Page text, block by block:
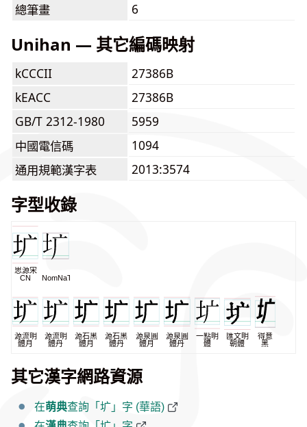
總筆畫
6
Unihan — 其它編碼映射
kCCCII
27386B
kEACC
27386B
GB/T 2312-1980
5959
中國電信碼
1094
通用規範漢字表
2013:3574
字型收錄
思源宋
CN
NomNaTong
源流明
體月
源流明
體丹
源石黑
體月
源石黑
體丹
源泉圓
體月
源泉圓
體丹
一點明
體
匯文明
朝體
得意
黑
其它漢字網路資源
在萌典查詢「圹」字 (華語)